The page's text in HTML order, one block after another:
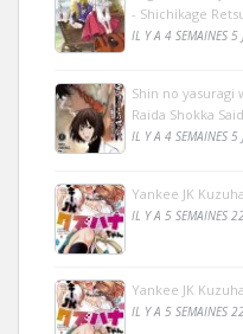
- Shichikage
IL Y A 4 SEMAINES 5
Shin no yasuragi
Raida Shokka
IL Y A 4 SEMAINES 5
Yankee JK
IL Y A 5 SEMAINES
Yankee JK
IL Y A 5 SEMAINES